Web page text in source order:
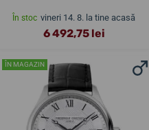
În stoc vineri 14. 8. la tine acasă
6 492,75 lei
ÎN MAGAZIN